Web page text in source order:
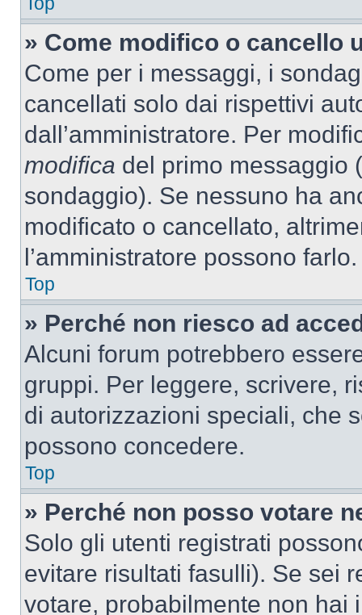
» Come modifico o cancello
Come per i messaggi, i
cancellati solo dai rispettivi
dall’amministratore. Per
modifica del primo messaggio
sondaggio). Se nessuno ha
modificato o cancellato,
l’amministratore possono farlo.
Top
» Perché non riesco ad
Alcuni forum potrebbero
gruppi. Per leggere, scrivere,
di autorizzazioni speciali, che
possono concedere.
Top
» Perché non posso votare
Solo gli utenti registrati
evitare risultati fasulli). Se sei
votare, probabilmente non hai